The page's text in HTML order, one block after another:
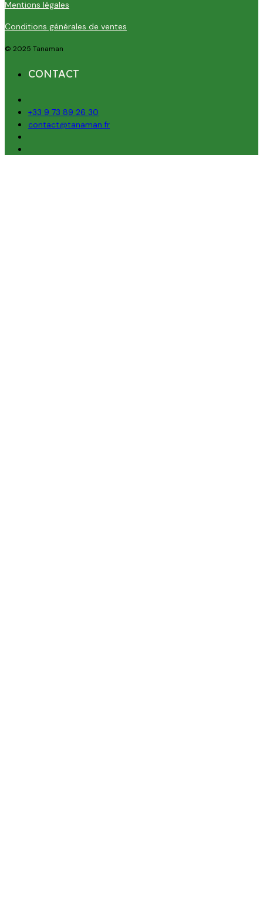
Mentions légales
Conditions générales de ventes
© 2025 Tanaman
CONTACT
+33 9 73 89 26 30
contact@tanaman.fr